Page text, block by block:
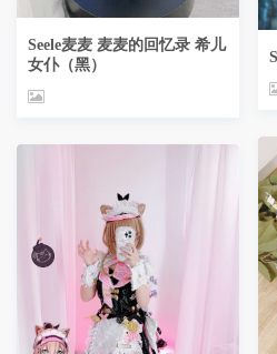
Seele麦麦 麦麦的回忆录 希儿
女仆（黑）